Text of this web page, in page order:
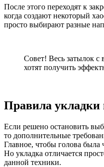
После этого переходят к
когда создают некоторый
просто выбирают разные
Совет! Весь затылок с
хотят получить
Правила укладки
Если решено остановить
то дополнительные
Главное, чтобы голова была
Но укладка отличается
данной техники.